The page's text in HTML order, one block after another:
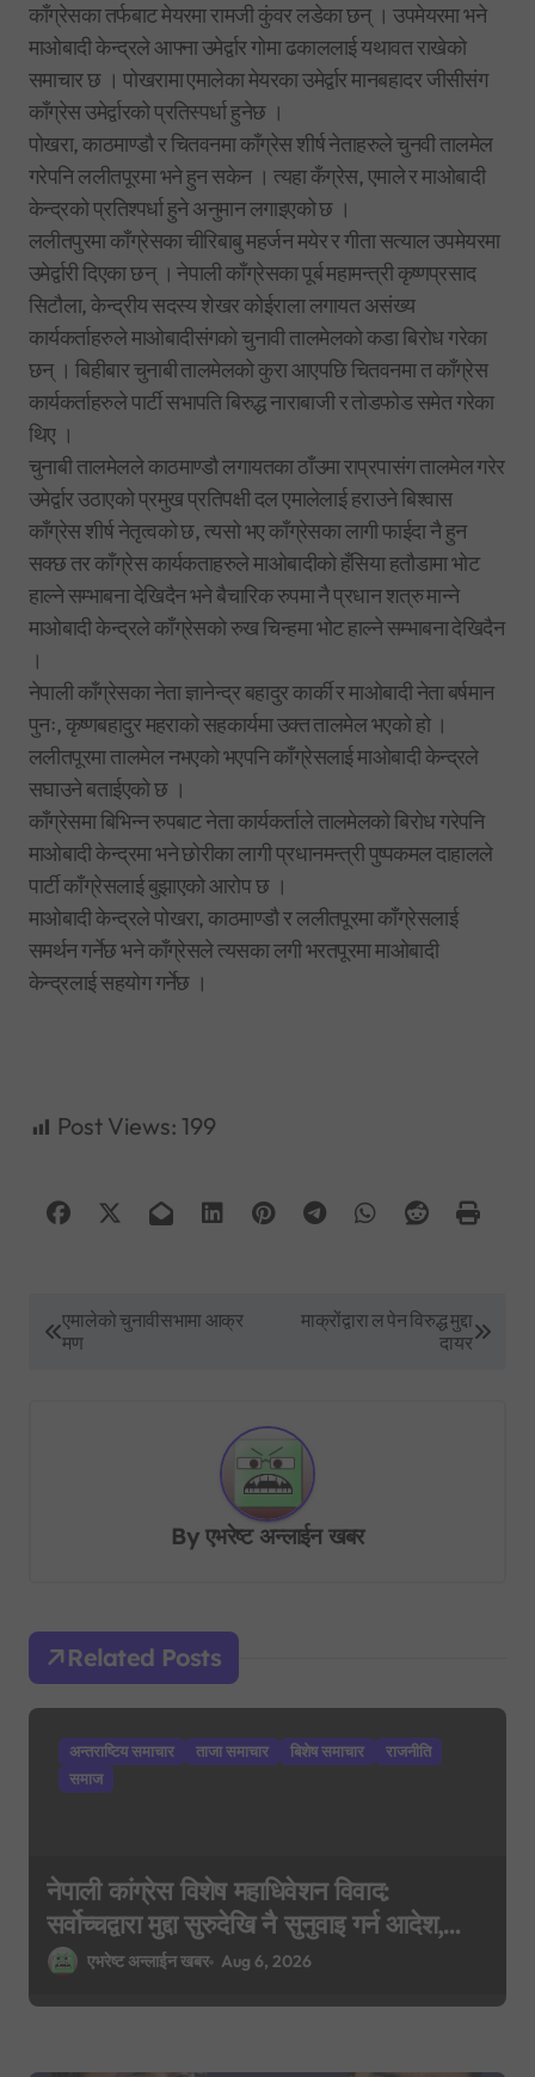
काँग्रेसका तर्फबाट मेयरमा रामजी कुंवर लडेका छन् । उपमेयरमा भने
माओबादी केन्द्रले आफ्ना उमेर्द्वार गोमा ढकाललाई यथावत राखेको
समाचार छ । पोखरामा एमालेका मेयरका उमेर्द्वार मानबहादर जीसीसंग
काँग्रेस उमेर्द्वारको प्रतिस्पर्धा हुनेछ ।
पोखरा, काठमाण्डौ र चितवनमा काँग्रेस शीर्ष नेताहरुले चुनवी तालमेल
गरेपनि ललीतपूरमा भने हुन सकेन । त्यहा कँग्रेस, एमाले र माओबादी
केन्द्रको प्रतिश्पर्धा हुने अनुमान लगाइएको छ ।
ललीतपुरमा काँग्रेसका चीरिबाबु महर्जन मयेर र गीता सत्याल उपमेयरमा
उमेर्द्वारी दिएका छन् । नेपाली काँग्रेसका पूर्ब महामन्त्री कृष्णप्रसाद
सिटौला, केन्द्रीय सदस्य शेखर कोईराला लगायत असंख्य
कार्यकर्ताहरुले माओबादीसंगको चुनावी तालमेलको कडा बिरोध गरेका
छन् । बिहीबार चुनाबी तालमेलको कुरा आएपछि चितवनमा त काँग्रेस
कार्यकर्ताहरुले पार्टी सभापति बिरुद्ध नाराबाजी र तोडफोड समेत गरेका
थिए ।
चुनाबी तालमेलले काठमाण्डौ लगायतका ठाँउमा राप्रपासंग तालमेल गरेर
उमेर्द्वार उठाएको प्रमुख प्रतिपक्षी दल एमालेलाई हराउने बिश्वास
काँग्रेस शीर्ष नेतृत्वको छ, त्यसो भए काँग्रेसका लागी फाईदा नै हुन
सक्छ तर काँग्रेस कार्यकताहरुले माओबादीको हँसिया हतौडामा भोट
हाल्ने सम्भाबना देखिदैन भने बैचारिक रुपमा नै प्रधान शत्रु मान्ने
माओबादी केन्द्रले काँग्रेसको रुख चिन्हमा भोट हाल्ने सम्भाबना देखिदैन
।
नेपाली काँग्रेसका नेता ज्ञानेन्द्र बहादुर कार्की र माओबादी नेता बर्षमान
पुनः, कृष्णबहादुर महराको सहकार्यमा उक्त तालमेल भएको हो ।
ललीतपूरमा तालमेल नभएको भएपनि काँग्रेसलाई माओबादी केन्द्रले
सघाउने बताईएको छ ।
काँग्रेसमा बिभिन्न रुपबाट नेता कार्यकर्ताले तालमेलको बिरोध गरेपनि
माओबादी केन्द्रमा भने छोरीका लागी प्रधानमन्त्री पुष्पकमल दाहालले
पार्टी काँग्रेसलाई बुझाएको आरोप छ ।
माओबादी केन्द्रले पोखरा, काठमाण्डौ र ललीतपूरमा काँग्रेसलाई
समर्थन गर्नेछ भने काँग्रेसले त्यसका लगी भरतपूरमा माओबादी
केन्द्रलाई सहयोग गर्नेछ ।
Post Views: 199
g
t
एमालेको चुनावीसभामा आक्र
मण
माक्रोंद्वारा ल पेन विरुद्ध मुद्दा
दायर
Byएभरेष्ट अन्लाईन खबर
Related Posts
अन्तराष्टिय समाचार ताजा समाचार बिशेष समाचार
राजनीति
समाज
नेपाली कांग्रेस विशेष महाधिवेशन विवाद:
सर्वोच्चद्वारा मुद्दा सुरुदेखि नै सुनुवाइ गर्न आदेश,
पुरानो फैसला पुनरावलोकन हुने
एभरेष्ट अन्लाईन खबर Aug 6, 2026